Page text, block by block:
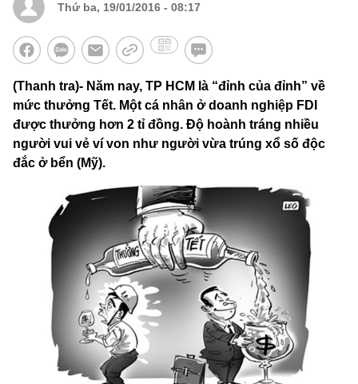
Thứ ba, 19/01/2016 - 08:17
(Thanh tra)- Năm nay, TP HCM là “đỉnh của đỉnh” về
mức thưởng Tết. Một cá nhân ở doanh nghiệp FDI
được thưởng hơn 2 tỉ đồng. Độ hoành tráng nhiều
người vui vẻ ví von như người vừa trúng xổ số độc
đắc ở bển (Mỹ).